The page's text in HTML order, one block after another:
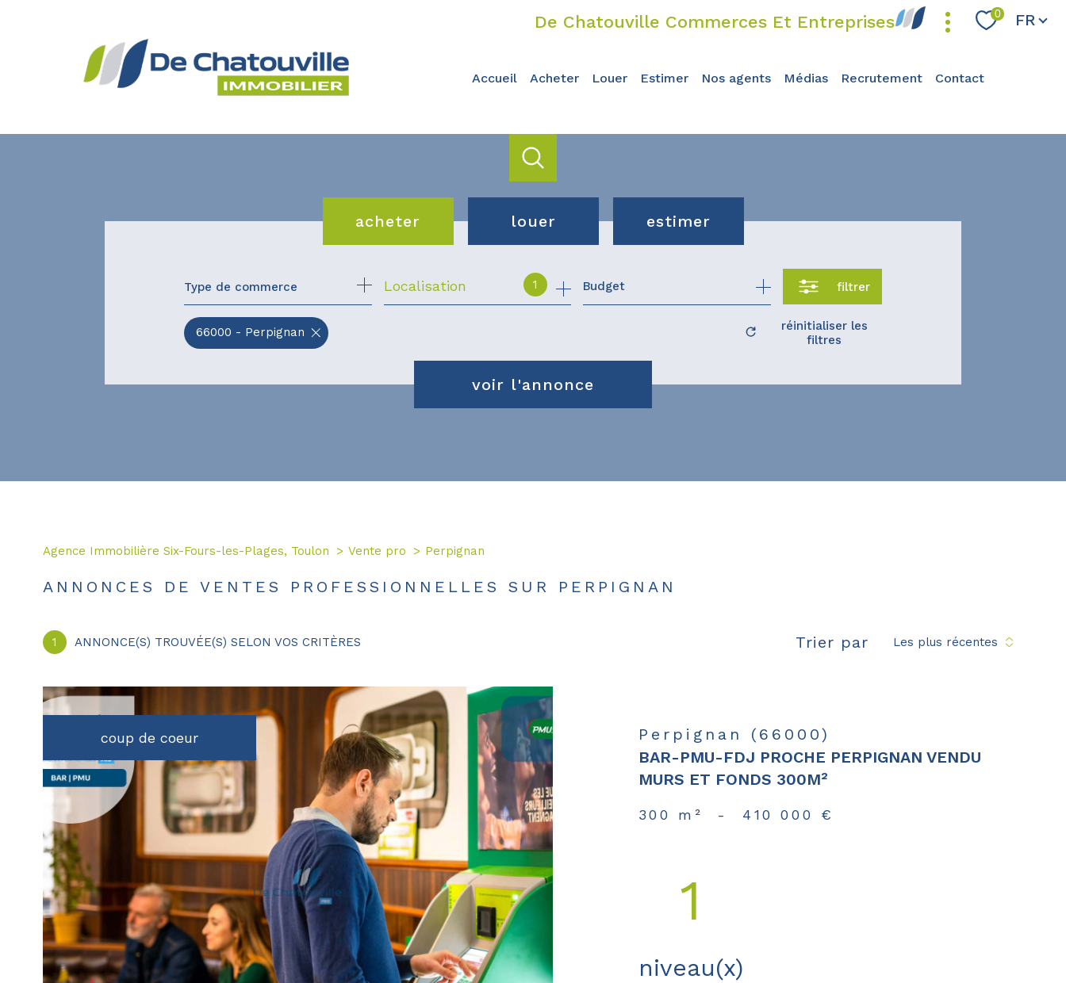
De Chatouville Commerces Et Entreprises 0 FR
accueil acheter louer estimer nos agents médias recrutement contact
acheter
de l'ancien
du neuf
louer
de l'immo pro
estimer
Type de commerce 1
Localisation Budget filtrer
voir l'annonce
66000 - Perpignan
réinitialiser les
filtres
Agence Immobilière Six-Fours-les-Plages, Toulon Vente pro Perpignan
ANNONCES DE VENTES PROFESSIONNELLES SUR PERPIGNAN
1 ANNONCE(S) TROUVÉE(S) SELON VOS CRITÈRES Trier par Les plus récentes
coup de coeur
voir le
bien
Perpignan (66000)
BAR-PMU-FDJ PROCHE PERPIGNAN VENDU
MURS ET FONDS 300M²
300 m² - 410 000 €
1
niveau(x)